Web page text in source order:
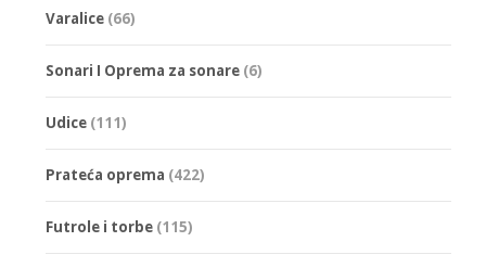
Varalice (66)
Sonari I Oprema za sonare (6)
Udice (111)
Prateća oprema (422)
Futrole i torbe (115)